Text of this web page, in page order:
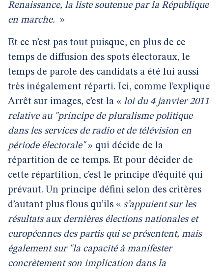
Renaissance, la liste soutenue par la République
en marche. »
Et ce n’est pas tout puisque, en plus de ce
temps de diffusion des spots électoraux, le
temps de parole des candidats a été lui aussi
très inégalement réparti. Ici, comme l’explique
Arrêt sur images, c’est la « loi du 4 janvier 2011
relative au "principe de pluralisme politique
dans les services de radio et de télévision en
période électorale"» qui décide de la
répartition de ce temps. Et pour décider de
cette répartition, c’est le principe d’équité qui
prévaut. Un principe défini selon des critères
d’autant plus flous qu’ils « s’appuient sur les
résultats aux dernières élections nationales et
européennes des partis qui se présentent, mais
également sur "la capacité à manifester
concrètement son implication dans la